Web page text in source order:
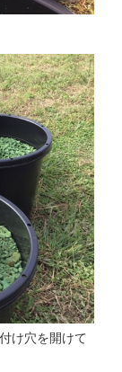
け穴を開けて